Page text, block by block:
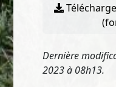
Dernière
2023 à 08h13.